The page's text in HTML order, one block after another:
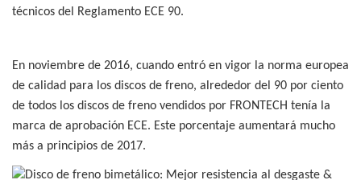
técnicos del Reglamento ECE 90.
En noviembre de 2016, cuando entró en vigor la norma europea
de calidad para los discos de freno, alrededor del 90 por ciento
de todos los discos de freno vendidos por FRONTECH tenía la
marca de aprobación ECE. Este porcentaje aumentará mucho
más a principios de 2017.